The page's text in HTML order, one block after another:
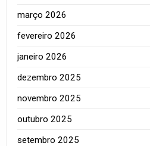
março 2026
fevereiro 2026
janeiro 2026
dezembro 2025
novembro 2025
outubro 2025
setembro 2025